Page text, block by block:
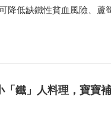
降低缺鐵性貧血風險、
「鐵」人料理，寶寶